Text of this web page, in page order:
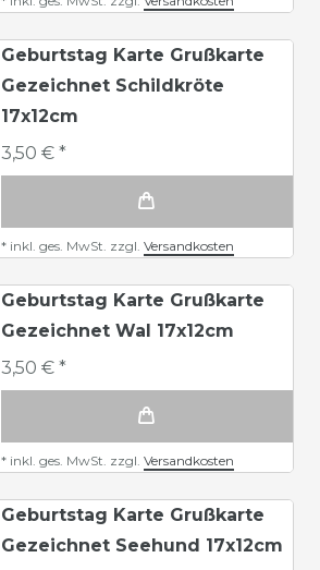
Geburtstag Karte Grußkarte
Gezeichnet Schildkröte
17x12cm
3,50 € *
* inkl. ges. MwSt. zzgl. Versandkosten
Geburtstag Karte Grußkarte
Gezeichnet Wal 17x12cm
3,50 € *
* inkl. ges. MwSt. zzgl. Versandkosten
Geburtstag Karte Grußkarte
Gezeichnet Seehund 17x12cm